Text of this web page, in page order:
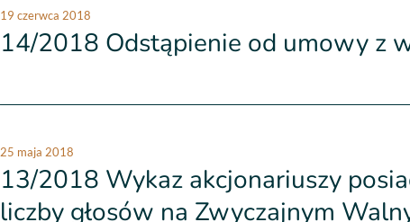
19 czerwca 2018
14/2018 Odstąpienie od umowy z
25 maja 2018
13/2018 Wykaz akcjonariuszy
liczby głosów na Zwyczajnym